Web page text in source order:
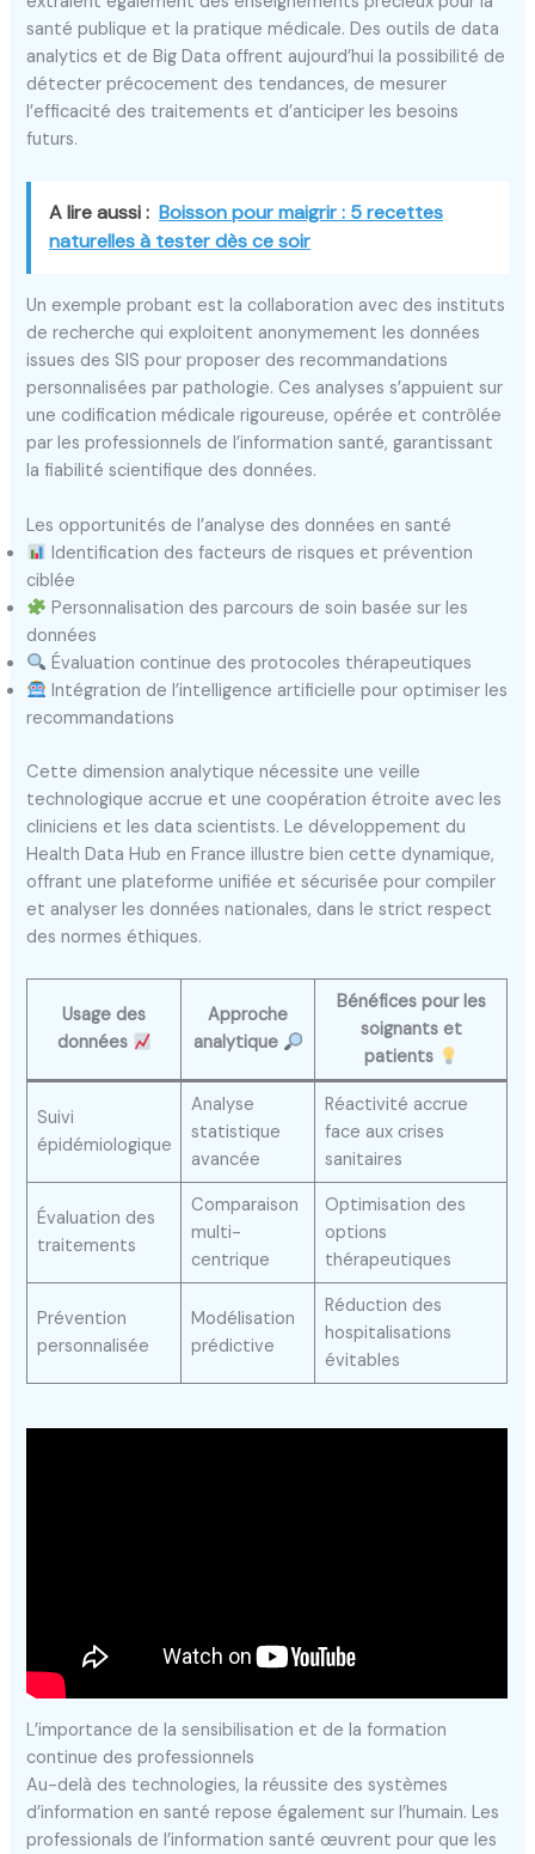
santé publique et la pratique médicale. Des outils de data
analytics et de Big Data offrent aujourd’hui la possibilité de
détecter précocement des tendances, de mesurer
l’efficacité des traitements et d’anticiper les besoins
futurs.
A lire aussi : Boisson pour maigrir : 5 recettes
naturelles à tester dès ce soir
Un exemple probant est la collaboration avec des instituts
de recherche qui exploitent anonymement les données
issues des SIS pour proposer des recommandations
personnalisées par pathologie. Ces analyses s’appuient sur
une codification médicale rigoureuse, opérée et contrôlée
par les professionnels de l’information santé, garantissant
la fiabilité scientifique des données.
Les opportunités de l’analyse des données en santé
Identification des facteurs de risques et prévention
ciblée
Personnalisation des parcours de soin basée sur les
données
Évaluation continue des protocoles thérapeutiques
Intégration de l’intelligence artificielle pour optimiser les
recommandations
Cette dimension analytique nécessite une veille
technologique accrue et une coopération étroite avec les
cliniciens et les data scientists. Le développement du
Health Data Hub en France illustre bien cette dynamique,
offrant une plateforme unifiée et sécurisée pour compiler
et analyser les données nationales, dans le strict respect
des normes éthiques.
Usage des
données
Approche
analytique
Bénéfices pour les
soignants et
patients
Suivi
épidémiologique
Analyse
statistique
avancée
Réactivité accrue
face aux crises
sanitaires
Évaluation des
traitements
Comparaison
multi-
centrique
Optimisation des
options
thérapeutiques
Prévention
personnalisée
Modélisation
prédictive
Réduction des
hospitalisations
évitables
L’importance de la sensibilisation et de la formation
continue des professionnels
Au-delà des technologies, la réussite des systèmes
d’information en santé repose également sur l’humain. Les
professionals de l’information santé œuvrent pour que les